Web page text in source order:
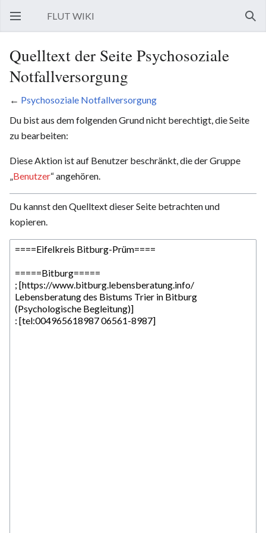
Hauptmenü öffnen
FLUT WIKI
Quelltext der Seite Psychosoziale
Notfallversorgung
← Psychosoziale Notfallversorgung
Du bist aus dem folgenden Grund nicht berechtigt, die Seite
zu bearbeiten:
Diese Aktion ist auf Benutzer beschränkt, die der Gruppe
„Benutzer“ angehören.
Du kannst den Quelltext dieser Seite betrachten und
kopieren.